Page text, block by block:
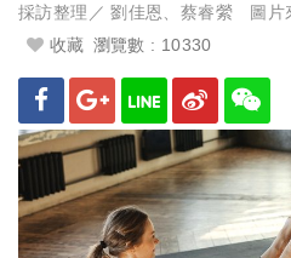
採訪整理／ 劉佳恩、蔡睿縈 圖片
收藏 瀏覽數 : 10330